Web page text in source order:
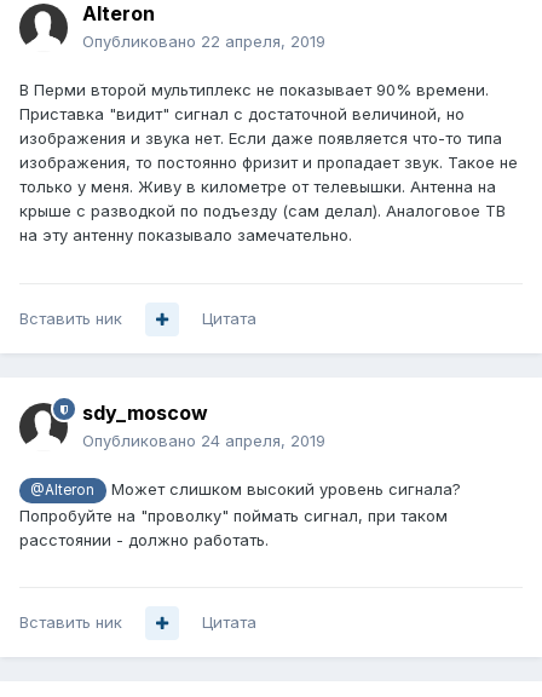
Alteron
Опубликовано 22 апреля, 2019
В Перми второй мультиплекс не показывает 90% времени.
Приставка "видит" сигнал с достаточной величиной, но
изображения и звука нет. Если даже появляется что-то типа
изображения, то постоянно фризит и пропадает звук. Такое не
только у меня. Живу в километре от телевышки. Антенна на
крыше с разводкой по подъезду (сам делал). Аналоговое ТВ
на эту антенну показывало замечательно.
Вставить ник Цитата
sdy_moscow
Опубликовано 24 апреля, 2019
@Alteron
Может слишком высокий уровень сигнала?
Попробуйте на "проволку" поймать сигнал, при таком
расстоянии - должно работать.
Вставить ник Цитата